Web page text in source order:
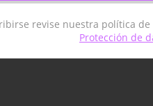
revise nuestra política
Protección de